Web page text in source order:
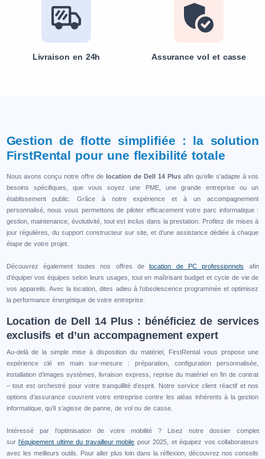
Livraison en 24h Assurance vol et casse
Gestion de flotte simplifiée : la solution
FirstRental pour une flexibilité totale
Nous avons conçu notre offre de location de Dell 14 Plusafin qu’elle s’adapte à vos
besoins spécifiques, que vous soyez une PME, une grande entreprise ou un
établissement public. Grâce à notre expérience et à un accompagnement
personnalisé, nous vous permettons de piloter efficacement votre parc informatique :
gestion, maintenance, évolutivité, tout est inclus dans la prestation. Profitez de mises à
jour régulières, du support constructeur sur site, et d’une assistance dédiée à chaque
étape de votre projet.
Découvrez également toutes nos offres de location de PC professionnels
afin
d’équiper vos équipes selon leurs usages, tout en maîtrisant budget et cycle de vie de
vos appareils. Avec la location, dites adieu à l’obsolescence programmée et optimisez
la performance énergétique de votre entreprise.
Location de Dell 14 Plus : bénéficiez de services
exclusifs et d’un accompagnement expert
Au-delà de la simple mise à disposition du matériel, FirstRental vous propose une
expérience clé en main sur-mesure : préparation, configuration personnalisée,
installation d’images systèmes, livraison express, reprise du matériel en fin de contrat
– tout est orchestré pour votre tranquillité d’esprit. Notre service client réactif et nos
options d’assurance couvrent votre entreprise contre les aléas inhérents à la gestion
informatique, qu’il s’agisse de panne, de vol ou de casse.
Intéressé par l’optimisation de votre mobilité ? Lisez notre dossier complet
sur l’équipement ultime du travailleur mobile pour 2025, et équipez vos collaborateurs
avec les meilleurs outils. Pour aller plus loin dans la réflexion, découvrez nos conseils